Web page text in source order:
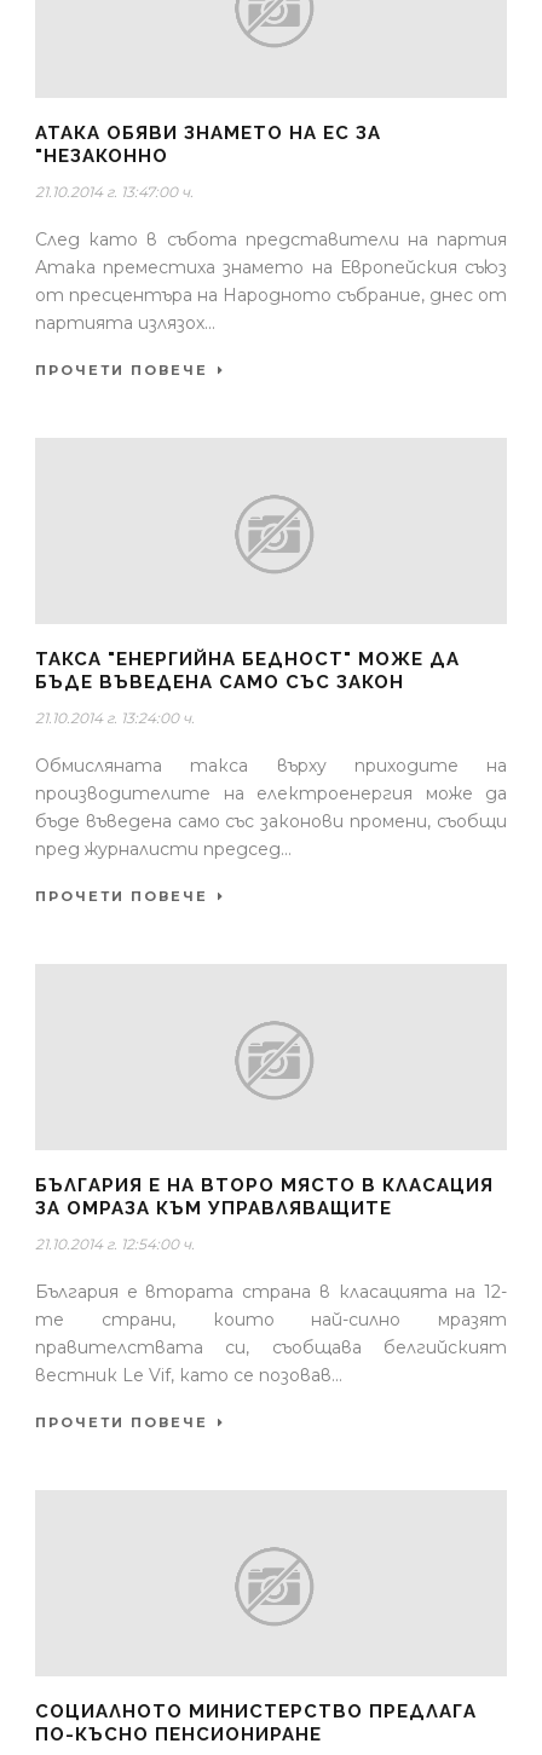
АТАКА ОБЯВИ ЗНАМЕТО НА ЕС ЗА
"НЕЗАКОННО
21.10.2014 г. 13:47:00 ч.
След като в събота представители на партия
Атака преместиха знамето на Европейския съюз
от пресцентъра на Народното събрание, днес от
партията излязох...
ПРОЧЕТИ ПОВЕЧЕ
ТАКСА "ЕНЕРГИЙНА БЕДНОСТ" МОЖЕ ДА
БЪДЕ ВЪВЕДЕНА САМО СЪС ЗАКОН
21.10.2014 г. 13:24:00 ч.
Обмисляната такса върху приходите на
производителите на електроенергия може да
бъде въведена само със законови промени, съобщи
пред журналисти председ...
ПРОЧЕТИ ПОВЕЧЕ
БЪЛГАРИЯ Е НА ВТОРО МЯСТО В КЛАСАЦИЯ
ЗА ОМРАЗА КЪМ УПРАВЛЯВАЩИТЕ
21.10.2014 г. 12:54:00 ч.
България е втората страна в класацията на 12-
те страни, които най-силно мразят
правителствата си, съобщава белгийският
вестник Le Vif, като се позовав...
ПРОЧЕТИ ПОВЕЧЕ
СОЦИАЛНОТО МИНИСТЕРСТВО ПРЕДЛАГА
ПО-КЪСНО ПЕНСИОНИРАНЕ